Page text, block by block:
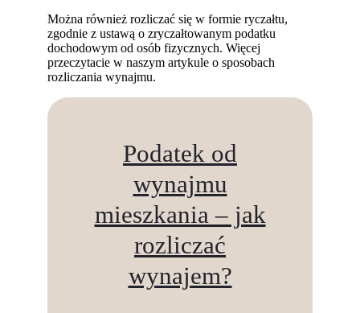
Można również rozliczać się w formie ryczałtu,
zgodnie z ustawą o zryczałtowanym podatku
dochodowym od osób fizycznych. Więcej
przeczytacie w naszym artykule o sposobach
rozliczania wynajmu.
Podatek od
wynajmu
mieszkania – jak
rozliczać
wynajem?